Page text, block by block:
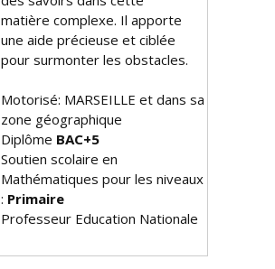
matière complexe. Il apporte
une aide précieuse et ciblée
pour surmonter les obstacles.
Motorisé: MARSEILLE et dans sa
zone géographique
Diplôme BAC+5
Soutien scolaire en
Mathématiques pour les niveaux
: Primaire
Professeur Education Nationale